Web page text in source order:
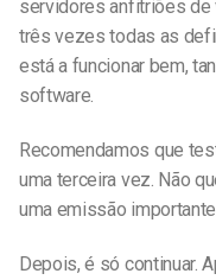
servidores anfitriões de
três vezes todas as
está a funcionar bem,
software.
Recomendamos que
uma terceira vez. Não
uma emissão
Depois, é só continuar.